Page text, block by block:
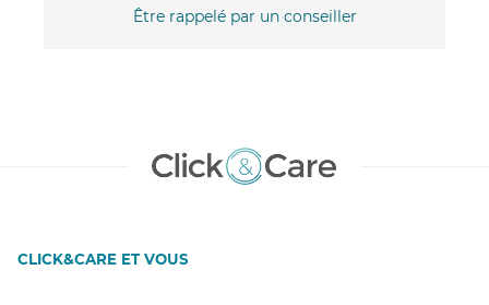
Être rappelé par un conseiller
CLICK&CARE ET VOUS